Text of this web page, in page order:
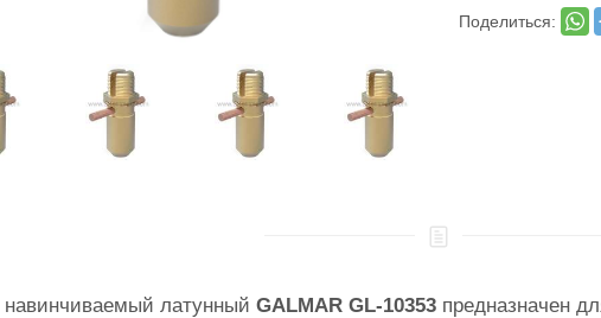
Поделиться:
латунный GALMAR GL-10353предназначен